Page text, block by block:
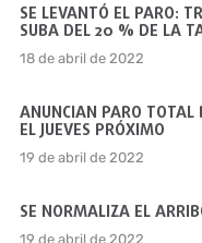
SE LEVANTÓ EL PARO:
SUBA DEL 20 % DE LA
18 de abril de 2022
ANUNCIAN PARO
EL JUEVES PRÓXIMO
19 de abril de 2022
SE NORMALIZA EL
19 de abril de 2022